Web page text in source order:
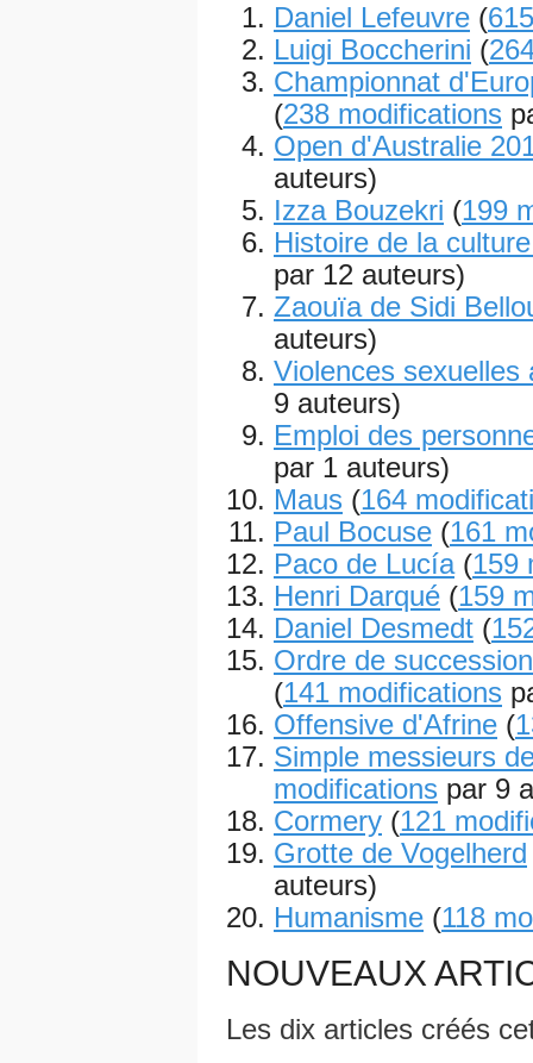
Daniel Lefeuvre (
Luigi Boccherini (
Championnat
(238 modifications
Open d'Australie
auteurs)
Izza Bouzekri (199
Histoire de la
par 12 auteurs)
Zaouïa de Sidi
auteurs)
Violences sexuelles
9 auteurs)
Emploi des
par 1 auteurs)
Maus (164
Paul Bocuse (161
Paco de Lucía (159
Henri Darqué (159
Daniel Desmedt (
Ordre de
(141 modifications
Offensive d'Afrine (
Simple messieurs
modifications par 9
Cormery (121
Grotte de Vogelherd
auteurs)
Humanisme (118
NOUVEAUX
Les dix articles créés